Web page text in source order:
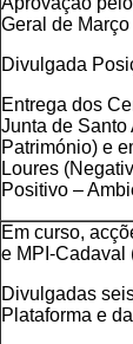
Geral de
Divulgada
Entrega dos
Junta de Santo
Património) e
Loures
Positivo –
Em curso,
e MPI-Cadaval
Divulgadas
Plataforma e